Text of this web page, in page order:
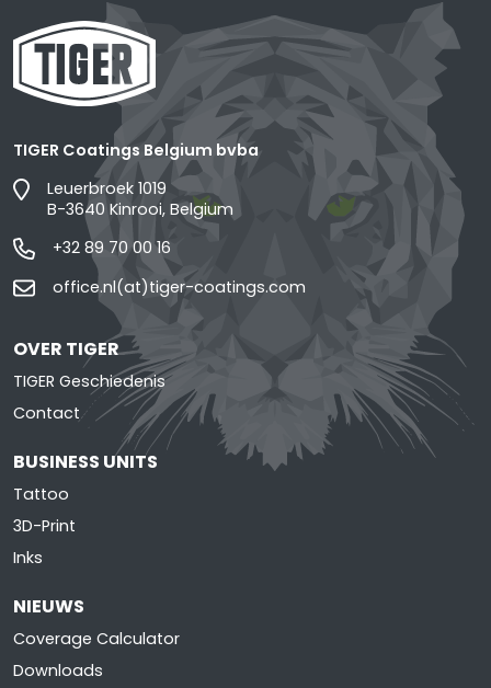
TIGER Coatings Belgium bvba
Leuerbroek 1019
B-3640 Kinrooi, Belgium
+32 89 70 00 16
office.nl(at)tiger-coatings.com
OVER TIGER
TIGER Geschiedenis
Contact
BUSINESS UNITS
Tattoo
3D-Print
Inks
NIEUWS
Coverage Calculator
Downloads